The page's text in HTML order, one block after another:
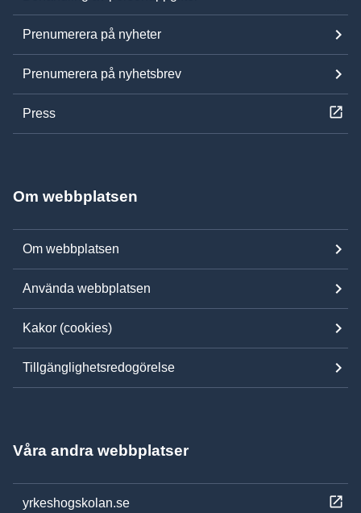
Prenumerera på nyheter
Prenumerera på nyhetsbrev
Press
Om webbplatsen
Om webbplatsen
Använda webbplatsen
Kakor (cookies)
Tillgänglighetsredogörelse
Våra andra webbplatser
yrkeshogskolan.se